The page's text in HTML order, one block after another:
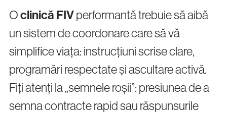
Oclinică FIVperformantă trebuie să aibă
un sistem de coordonare care să vă
simplifice viața: instrucțiuni scrise clare,
programări respectate și ascultare activă.
Fiți atenți la „semnele roșii”: presiunea de a
semna contracte rapid sau răspunsurile